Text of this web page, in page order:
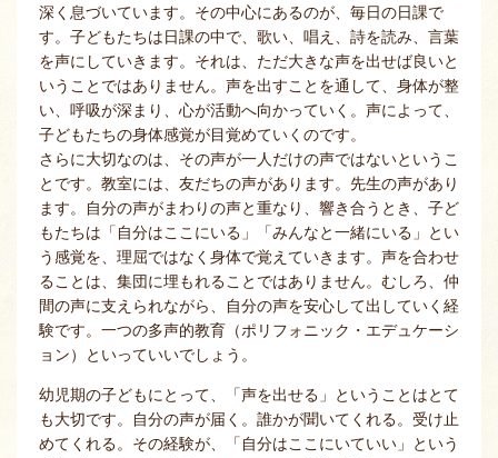
深く息づいています。その中心にあるのが、毎日の日課で
す。子どもたちは日課の中で、歌い、唱え、詩を読み、言葉
を声にしていきます。それは、ただ大きな声を出せば良いと
いうことではありません。声を出すことを通して、身体が整
い、呼吸が深まり、心が活動へ向かっていく。声によって、
子どもたちの身体感覚が目覚めていくのです。
さらに大切なのは、その声が一人だけの声ではないというこ
とです。教室には、友だちの声があります。先生の声があり
ます。自分の声がまわりの声と重なり、響き合うとき、子ど
もたちは「自分はここにいる」「みんなと一緒にいる」とい
う感覚を、理屈ではなく身体で覚えていきます。声を合わせ
ることは、集団に埋もれることではありません。むしろ、仲
間の声に支えられながら、自分の声を安心して出していく経
験です。一つの多声的教育（ポリフォニック・エデュケーシ
ョン）といっていいでしょう。
幼児期の子どもにとって、「声を出せる」ということはとて
も大切です。自分の声が届く。誰かが聞いてくれる。受け止
めてくれる。その経験が、「自分はここにいていい」という